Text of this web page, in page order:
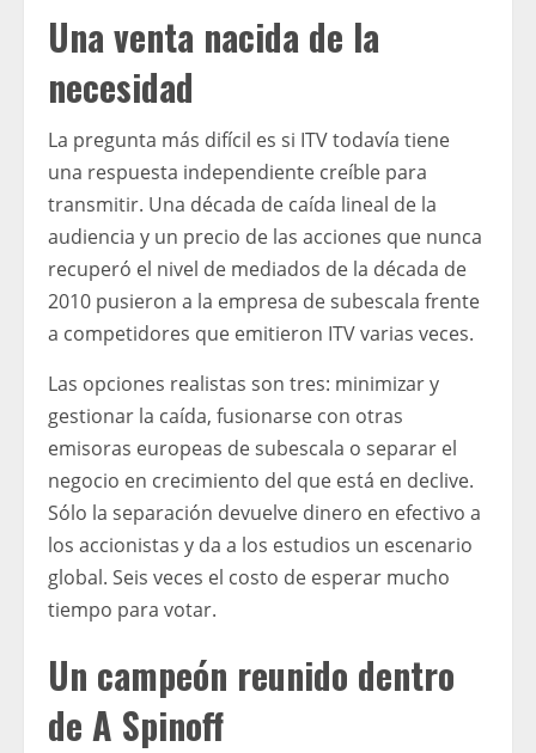
Una venta nacida de la
necesidad
La pregunta más difícil es si ITV todavía tiene
una respuesta independiente creíble para
transmitir. Una década de caída lineal de la
audiencia y un precio de las acciones que nunca
recuperó el nivel de mediados de la década de
2010 pusieron a la empresa de subescala frente
a competidores que emitieron ITV varias veces.
Las opciones realistas son tres: minimizar y
gestionar la caída, fusionarse con otras
emisoras europeas de subescala o separar el
negocio en crecimiento del que está en declive.
Sólo la separación devuelve dinero en efectivo a
los accionistas y da a los estudios un escenario
global. Seis veces el costo de esperar mucho
tiempo para votar.
Un campeón reunido dentro
de A Spinoff